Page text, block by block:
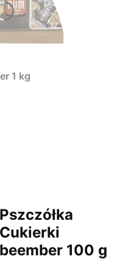
1 kg
Pszczółka
Cukierki
beember 100 g